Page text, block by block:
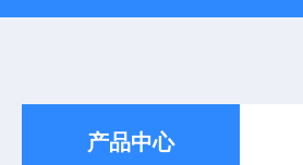
产品中心